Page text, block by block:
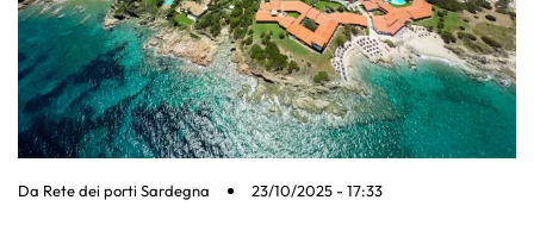
Da Rete dei porti Sardegna 23/10/2025 - 17:33